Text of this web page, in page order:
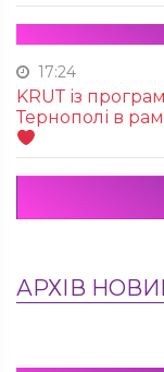
17:24
KRUТ із
Тернополі в
АРХІВ